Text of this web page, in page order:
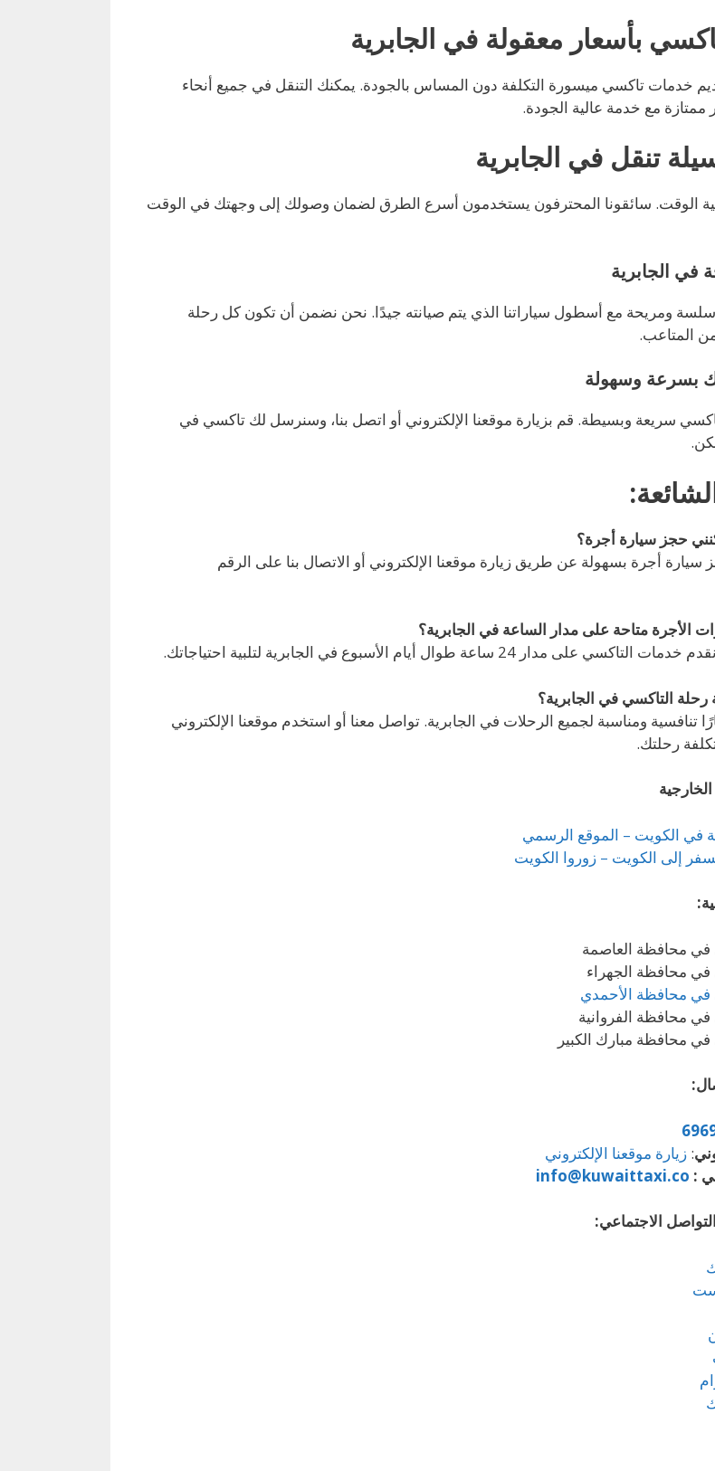
بأسعار معقولة في الجابرية
خدمات تاكسي ميسورة التكلفة دون المساس بالجودة. يمكنك التنقل في جميع أنحاء
ممتازة مع خدمة عالية الجودة.
تنقل في الجابرية
الوقت. سائقونا المحترفون يستخدمون أسرع الطرق لضمان وصولك إلى وجهتك في الوقت
في الجابرية
ومريحة مع أسطول سياراتنا الذي يتم صيانته جيدًا. نحن نضمن أن تكون كل رحلة
المتاعب.
بسرعة وسهولة
سريعة وبسيطة. قم بزيارة موقعنا الإلكتروني أو اتصل بنا، وسنرسل لك تاكسي في
سيارة أجرة بسهولة عن طريق زيارة موقعنا الإلكتروني أو الاتصال بنا على الرقم
تنافسية ومناسبة لجميع الرحلات في الجابرية. تواصل معنا أو استخدم موقعنا الإلكتروني
رحلتك.
في الكويت – الموقع الرسمي
إلى الكويت – زوروا الكويت
محافظة العاصمة
محافظة الجهراء
محافظة الأحمدي
محافظة الفروانية
محافظة مبارك الكبير
: زيارة موقعنا الإلكتروني
:
info@kuwaittaxi.co
الاجتماعي: